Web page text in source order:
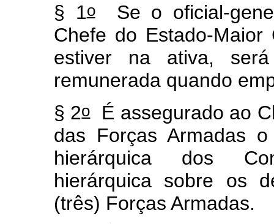
§ 1oSe o oficial-
Chefe do Estado-Maior
estiver na ativa,
remunerada quando
§ 2oÉ assegurado ao
das Forças Armadas
hierárquica dos
hierárquica sobre os
(três) Forças Armadas.